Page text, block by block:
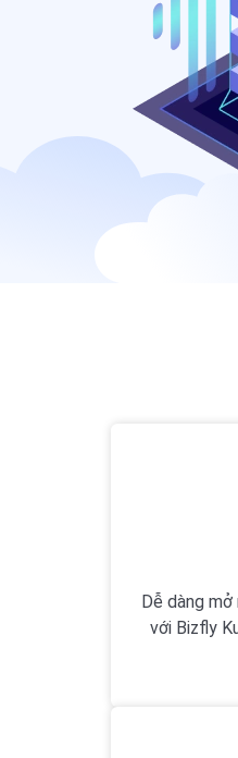
Dễ dàng
với Bizfly